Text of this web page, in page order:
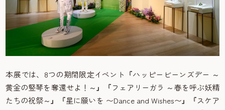
本展では、8つの期間限定イベント『ハッピービーンズデー ～
黄金の竪琴を奪還せよ！～』『フェアリーガラ ～春を呼ぶ妖精
たちの祝祭～』『星に願いを 〜Dance and Wishes〜』『スケア